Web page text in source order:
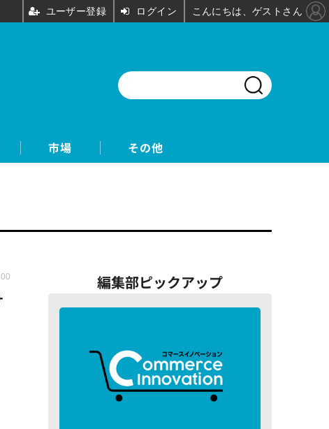
市場 その他
編集部ピックアップ
ユーザー登録 ログイン こんにちは、ゲストさん